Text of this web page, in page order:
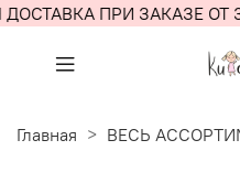
ПРИ ЗАКАЗЕ ОТ
Главная ВЕСЬ